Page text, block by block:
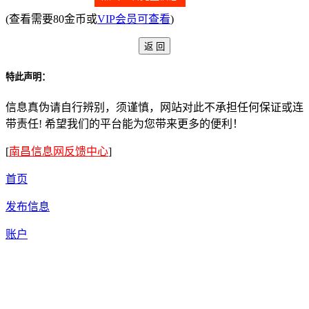
(查看需要80金币或VIP会员可查看)
特此声明：
信息真伪请自行辨别，须谨慎，网站对此不承担任何保证或连
带责任! 希望我们的平台能为您带来更多的便利！
[南昌信息网反馈中心]
首页
发布信息
账户